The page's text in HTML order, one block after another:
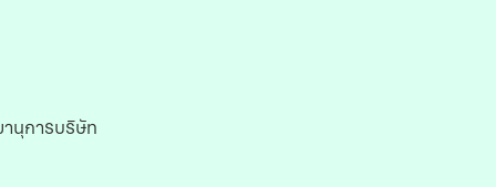
านุการบริษัท